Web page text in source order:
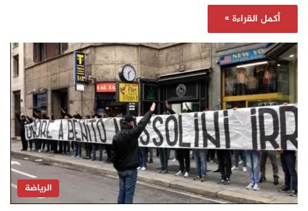
أكمل القراءة »
الرياضة